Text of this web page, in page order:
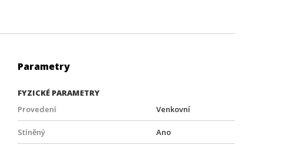
Parametry
FYZICKÉ PARAMETRY
Provedení
Venkovní
Stíněný Ano